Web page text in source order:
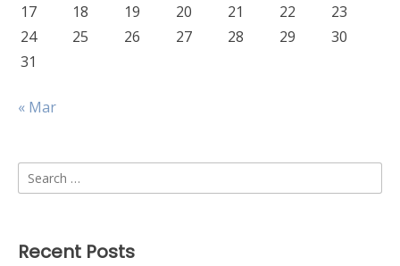
17
18 19 20 21 22
23
24
25 26 27 28 29
30
31
« Mar
Search
for:
Recent Posts